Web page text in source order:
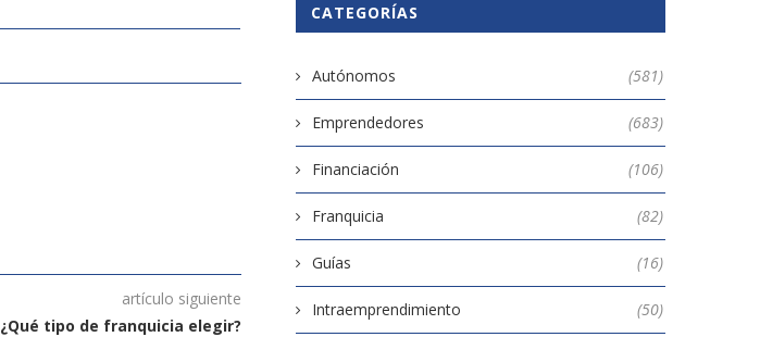
artículo siguiente
¿Qué tipo de franquicia elegir?
CATEGORÍAS
Autónomos (581)
Emprendedores (683)
Financiación (106)
Franquicia (82)
Guías (16)
Intraemprendimiento (50)